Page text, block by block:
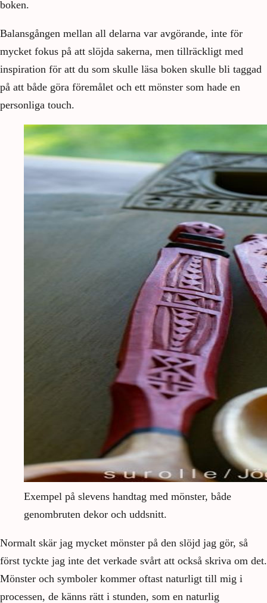
boken.
Balansgången mellan all delarna var avgörande, inte för
mycket fokus på att slöjda sakerna, men tillräckligt med
inspiration för att du som skulle läsa boken skulle bli taggad
på att både göra föremålet och ett mönster som hade en
personliga touch.
Exempel på slevens handtag med mönster, både
genombruten dekor och uddsnitt.
Normalt skär jag mycket mönster på den slöjd jag gör, så
först tyckte jag inte det verkade svårt att också skriva om det.
Mönster och symboler kommer oftast naturligt till mig i
processen, de känns rätt i stunden, som en naturlig